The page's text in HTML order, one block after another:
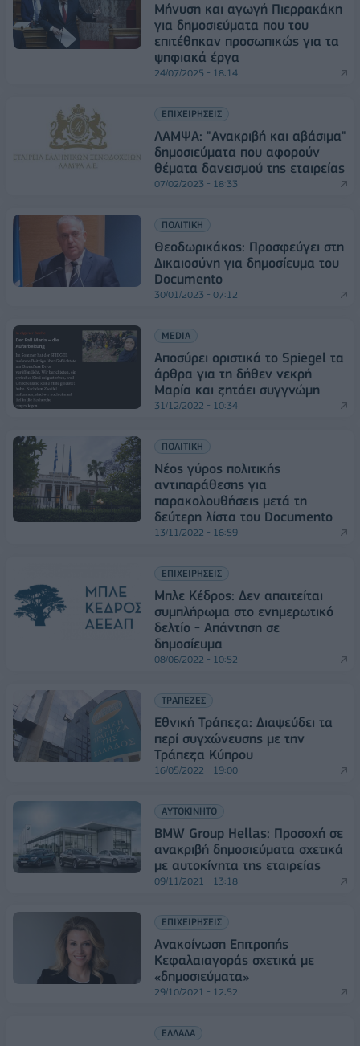
Μήνυση και αγωγή Πιερρακάκη
για δημοσιεύματα που του
επιτέθηκαν προσωπικώς για τα
ψηφιακά έργα
24/07/2025 - 18:14
ΕΠΙΧΕΙΡΗΣΕΙΣ
ΛΑΜΨΑ: "Ανακριβή και αβάσιμα"
δημοσιεύματα που αφορούν
θέματα δανεισμού της εταιρείας
07/02/2023 - 18:33
ΠΟΛΙΤΙΚΗ
Θεοδωρικάκος: Προσφεύγει στη
Δικαιοσύνη για δημοσίευμα του
Documento
30/01/2023 - 07:12
MEDIA
Αποσύρει οριστικά το Spiegel τα
άρθρα για τη δήθεν νεκρή
Μαρία και ζητάει συγγνώμη
31/12/2022 - 10:34
ΠΟΛΙΤΙΚΗ
Νέος γύρος πολιτικής
αντιπαράθεσης για
παρακολουθήσεις μετά τη
δεύτερη λίστα του Documento
13/11/2022 - 16:59
ΕΠΙΧΕΙΡΗΣΕΙΣ
Μπλε Κέδρος: Δεν απαιτείται
συμπλήρωμα στο ενημερωτικό
δελτίο - Απάντηση σε
δημοσίευμα
08/06/2022 - 10:52
ΤΡΑΠΕΖΕΣ
Εθνική Τράπεζα: Διαψεύδει τα
περί συγχώνευσης με την
Τράπεζα Κύπρου
16/05/2022 - 19:00
ΑΥΤΟΚΙΝΗΤΟ
BMW Group Hellas: Προσοχή σε
ανακριβή δημοσιεύματα σχετικά
με αυτοκίνητα της εταιρείας
09/11/2021 - 13:18
ΕΠΙΧΕΙΡΗΣΕΙΣ
Ανακοίνωση Επιτροπής
Κεφαλαιαγοράς σχετικά με
«δημοσιεύματα»
29/10/2021 - 12:52
ΕΛΛΑΔΑ